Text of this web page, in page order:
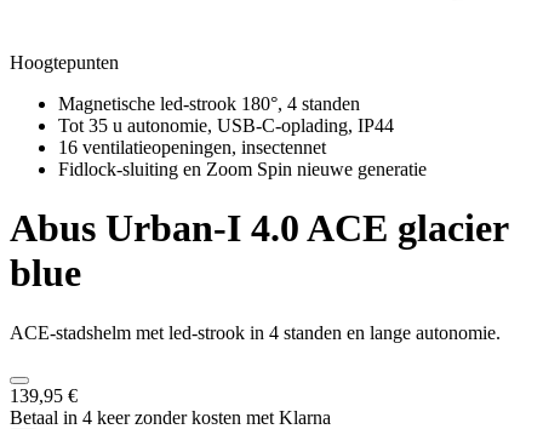
Hoogtepunten
Magnetische led-strook 180°, 4 standen
Tot 35 u autonomie, USB-C-oplading, IP44
16 ventilatieopeningen, insectennet
Fidlock-sluiting en Zoom Spin nieuwe generatie
Abus Urban-I 4.0 ACE glacier
blue
ACE-stadshelm met led-strook in 4 standen en lange autonomie.
139,95 €
Betaal in 4 keer zonder kosten met Klarna